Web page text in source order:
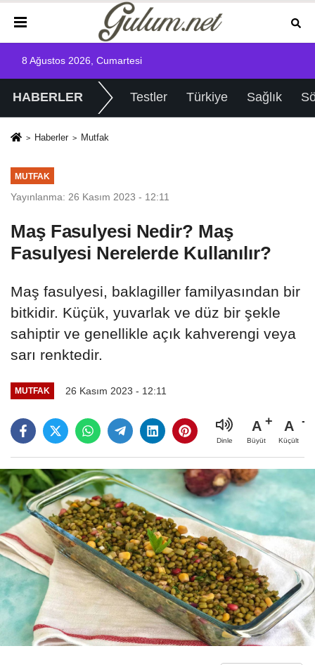
8 Ağustos 2026, Cumartesi
HABERLER Testler Türkiye Sağlık
Haberler Mutfak
MUTFAK
Yayınlanma: 26 Kasım 2023 - 12:11
Maş Fasulyesi Nedir? Maş
Fasulyesi Nerelerde Kullanılır?
Maş fasulyesi, baklagiller familyasından bir
bitkidir. Küçük, yuvarlak ve düz bir şekle
sahiptir ve genellikle açık kahverengi veya
sarı renktedir.
MUTFAK 26 Kasım 2023 - 12:11
Dinle
A
Büyüt
A
Küçült